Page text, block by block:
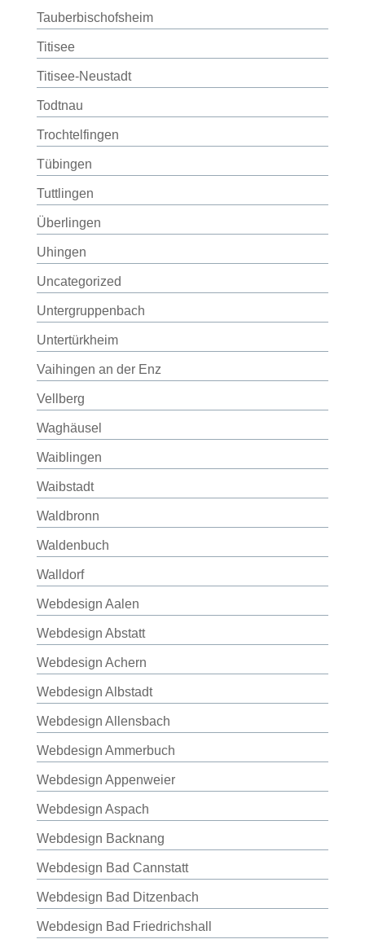
Tauberbischofsheim
Titisee
Titisee-Neustadt
Todtnau
Trochtelfingen
Tübingen
Tuttlingen
Überlingen
Uhingen
Uncategorized
Untergruppenbach
Untertürkheim
Vaihingen an der Enz
Vellberg
Waghäusel
Waiblingen
Waibstadt
Waldbronn
Waldenbuch
Walldorf
Webdesign Aalen
Webdesign Abstatt
Webdesign Achern
Webdesign Albstadt
Webdesign Allensbach
Webdesign Ammerbuch
Webdesign Appenweier
Webdesign Aspach
Webdesign Backnang
Webdesign Bad Cannstatt
Webdesign Bad Ditzenbach
Webdesign Bad Friedrichshall